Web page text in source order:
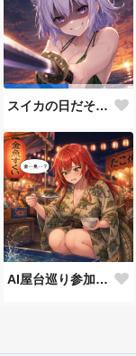
スイカの日だそうなので、仲の良い先輩後輩でスイカ割り（意味深）
AI屋台巡り参加作品